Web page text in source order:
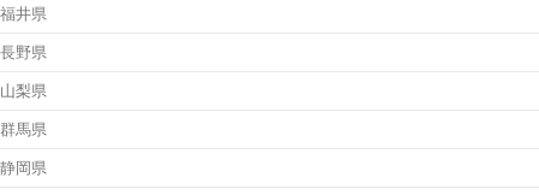
福井県
長野県
山梨県
群馬県
静岡県